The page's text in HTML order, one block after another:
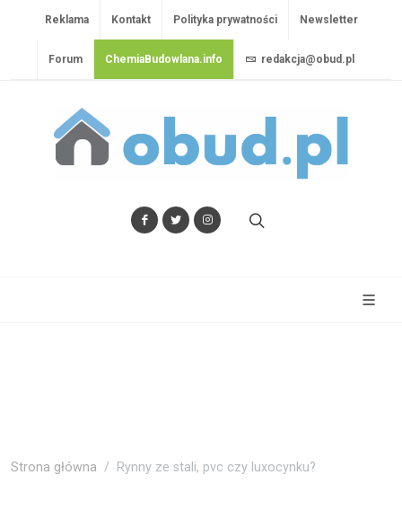
Reklama Kontakt Polityka prywatności Newsletter
Forum ChemiaBudowlana.info redakcja@obud.pl
Strona główna Rynny ze stali, pvc czy luxocynku?